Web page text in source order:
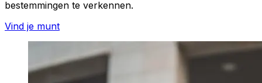
bestemmingen te verkennen.
Vind je munt